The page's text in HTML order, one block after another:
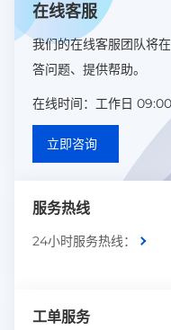
在线客服
我们的在线客服团队将
答问题、提供帮助。
在线时间：工作日
立即咨询
服务热线
24小时服务热线：
工单服务